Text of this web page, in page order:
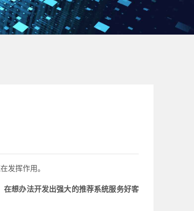
发挥作用。
在想办法开发出强大的推荐系统服务好客